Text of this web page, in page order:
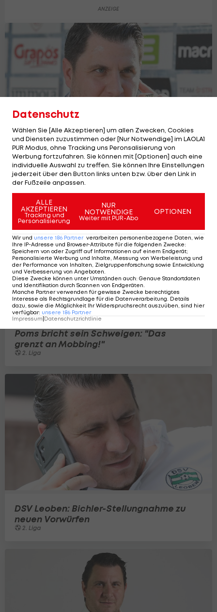
Leoben-Obmann äußert sich nach
Vorwürfen von Poms
2. Liga
Poms bricht sein Schweigen: "Das
grenzt an Mobbing!"
2. Liga
DSV Leoben: Bichler-Stellungnahme zu
neuen Vorwürfen
2. Liga
Datenschutz
Wählen Sie [Alle Akzeptieren] um allen Zwecken, Cookies
und Diensten zuzustimmen oder [Nur Notwendige] im LAOLA1
PUR Modus, ohne Tracking uns Peronsalisierung von
Werbung fortzufahren. Sie können mit [Optionen] auch eine
individuelle Auswahl zu treffen. Sie können Ihre Einstellungen
jederzeit über den Button links unten bzw. über den Link in
der Fußzeile anpassen.
ALLE
AKZEPTIEREN
Tracking und
Personalisierung
NUR
NOTWENDIGE
Weiter mit PUR-Abo
OPTIONEN
Wir und unsere 186 Partner verarbeiten personenbezogene Daten, wie
Ihre IP-Adresse und Browser-Attribute für die folgenden Zwecke:
Speichern von oder Zugriff auf Informationen auf einem Endgerät;
Personalisierte Werbung und Inhalte, Messung von Werbeleistung und
der Performance von Inhalten, Zielgruppenforschung sowie Entwicklung
und Verbesserung von Angeboten.
Diese Zwecke können unter Umständen auch: Genaue Standortdaten
und Identifikation durch Scannen von Endgeräten.
Manche Partner verwenden für gewisse Zwecke berechtigtes
Interesse als Rechtsgrundlage für die Datenverarbeitung. Details
dazu, sowie die Möglichkeit Ihr Widerspruchsrecht auszuüben, sind hier
verfügbar: unsere 186 Partner
Impressum Datenschutzrichtlinie